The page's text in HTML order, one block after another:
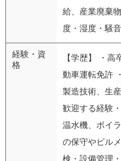
給、産業廃棄
度・湿度・騒
経験・資
格
【学歴】 ・
動車運転免許
製造技術、生
歓迎する経験
温水機、ボイ
の保守やビル
検・設備管理